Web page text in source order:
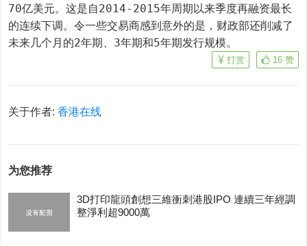
70亿美元。这是自2014-2015年周期以来季度再融资最长
的连续下调。令一些交易商感到意外的是，财政部还削减了
未来几个月的2年期、3年期和5年期发行规模。
16 赞
打赏
关于作者:香港在线
为您推荐
3D打印龍頭創想三維衝刺港股IPO 連續三年經調
整淨利超9000萬